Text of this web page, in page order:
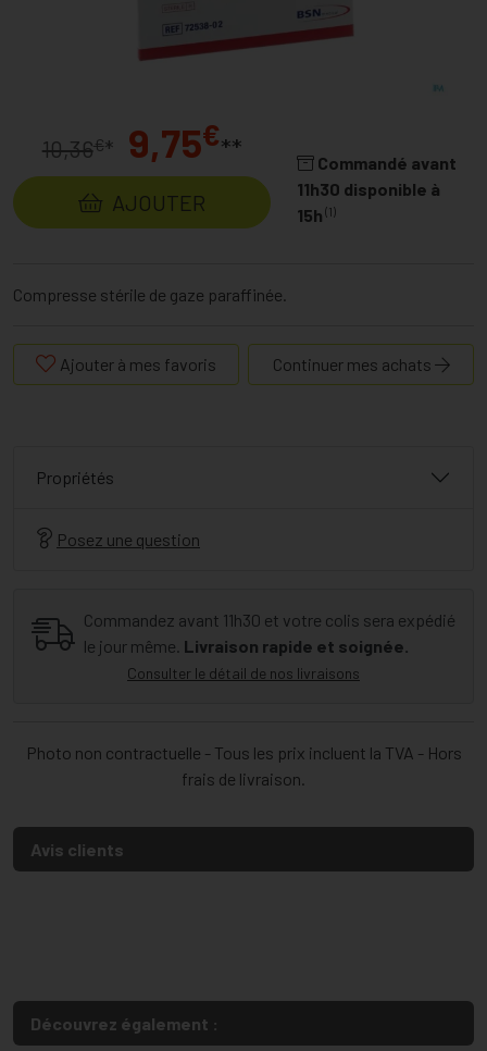
10,36€* 9,75€**
AJOUTER
Commandé avant
11h30 disponible à
15h (1)
Compresse stérile de gaze paraffinée.
Ajouter à mes favoris Continuer mes achats
Propriétés
Posez une question
Commandez avant 11h30 et votre colis sera expédié
le jour même. Livraison rapide et soignée.
Consulter le détail de nos livraisons
Photo non contractuelle - Tous les prix incluent la TVA - Hors
frais de livraison.
Avis clients
Découvrez également :